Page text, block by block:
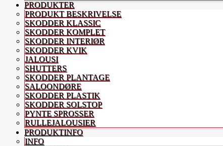
PRODUKTER
PRODUKT BESKRIVELSE
SKODDER KLASSIC
SKODDER KOMPLET
SKODDER INTERIØR
SKODDER KVIK
JALOUSI
SHUTTERS
SKODDER PLANTAGE
SALOONDØRE
SKODDER PLASTIK
SKODDER SOLSTOP
PYNTE SPROSSER
RULLEJALOUSIER
PRODUKTINFO
INFO